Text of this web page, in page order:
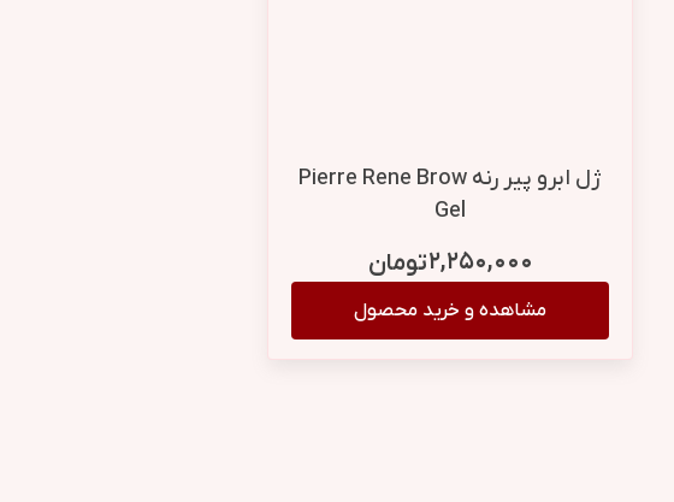
ژل ابرو پیر رنه Pierre Rene Brow
Gel
۲,۲۵۰,۰۰۰تومان
مشاهده و خرید محصول